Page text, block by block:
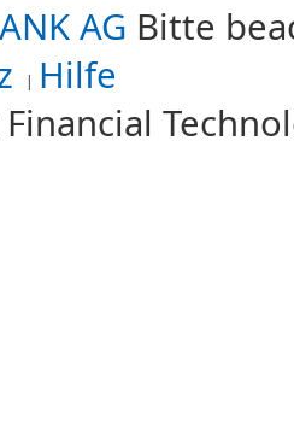
AG Bitte
Hilfe